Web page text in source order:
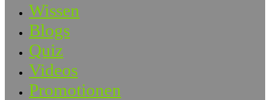
Wissen
Blogs
Quiz
Videos
Promotionen